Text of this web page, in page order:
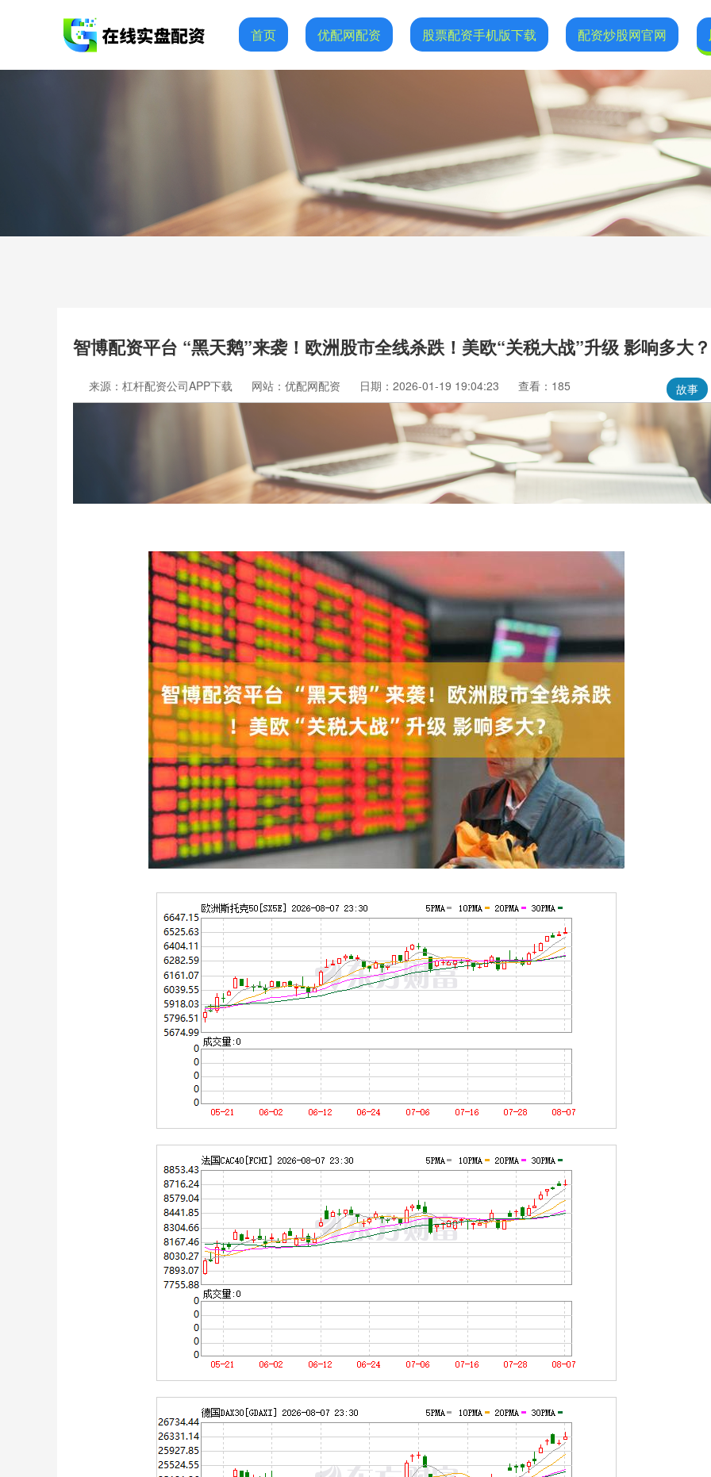
首页 优配网配资 股票配资手机版下载 配资炒股网官网
智博配资平台 “黑天鹅”来袭！欧洲股市全线杀跌！美欧“关税大战”升级 影响多大？
故事
来源：杠杆配资公司APP下载 网站：优配网配资 日期：2026-01-19 19:04:23 查看：185